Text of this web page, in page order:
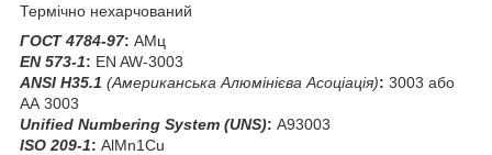
Термічно нехарчований
ГОСТ 4784-97: АМц
EN 573-1: EN AW-3003
ANSI H35.1 (Американська Алюмінієва Асоціація): 3003 або
АА 3003
Unified Numbering System (UNS): А93003
ISO 209-1: AlMn1Cu